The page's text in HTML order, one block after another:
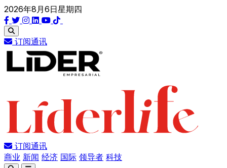
2026年8月6日星期四
订阅通讯
订阅通讯
商业 新闻 经济 国际 领导者 科技